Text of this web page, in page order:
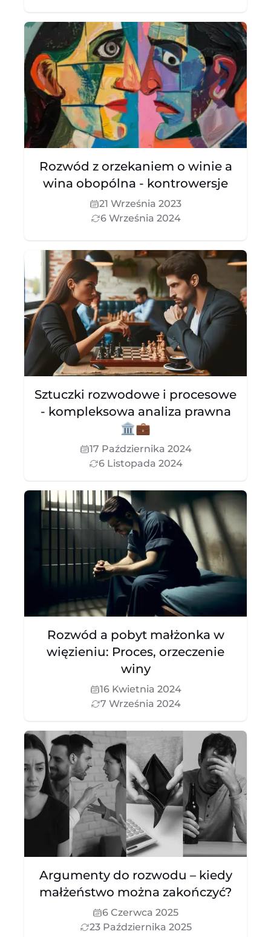
Rozwód z orzekaniem o winie a
wina obopólna - kontrowersje
21 Września 2023
6 Września 2024
Sztuczki rozwodowe i procesowe
- kompleksowa analiza prawna
🏛️💼
17 Października 2024
6 Listopada 2024
Rozwód a pobyt małżonka w
więzieniu: Proces, orzeczenie
winy
16 Kwietnia 2024
7 Września 2024
Argumenty do rozwodu – kiedy
małżeństwo można zakończyć?
6 Czerwca 2025
23 Października 2025